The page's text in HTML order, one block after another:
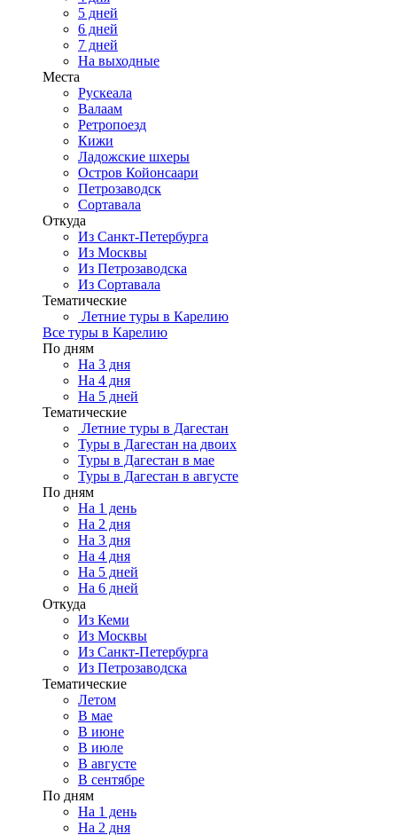
5 дней
6 дней
7 дней
На выходные
Места
Рускеала
Валаам
Ретропоезд
Кижи
Ладожские шхеры
Остров Койонсаари
Петрозаводск
Сортавала
Откуда
Из Санкт-Петербурга
Из Москвы
Из Петрозаводска
Из Сортавала
Тематические
Летние туры в Карелию
Все туры в Карелию
По дням
На 3 дня
На 4 дня
На 5 дней
Тематические
Летние туры в Дагестан
Туры в Дагестан на двоих
Туры в Дагестан в мае
Туры в Дагестан в августе
По дням
На 1 день
На 2 дня
На 3 дня
На 4 дня
На 5 дней
На 6 дней
Откуда
Из Кеми
Из Москвы
Из Санкт-Петербурга
Из Петрозаводска
Тематические
Летом
В мае
В июне
В июле
В августе
В сентябре
По дням
На 1 день
На 2 дня